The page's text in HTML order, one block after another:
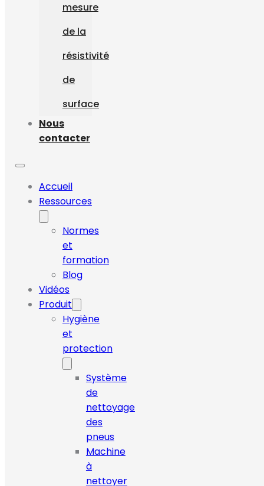
mesure
de la
résistivité
de
surface
Nous
contacter
Accueil
Ressources
Normes
et
formation
Blog
Vidéos
Produit
Hygiène
et
protection
Système
de
nettoyage
des
pneus
Machine
à
nettoyer